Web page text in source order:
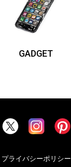
GADGET
プライバシーポリシー